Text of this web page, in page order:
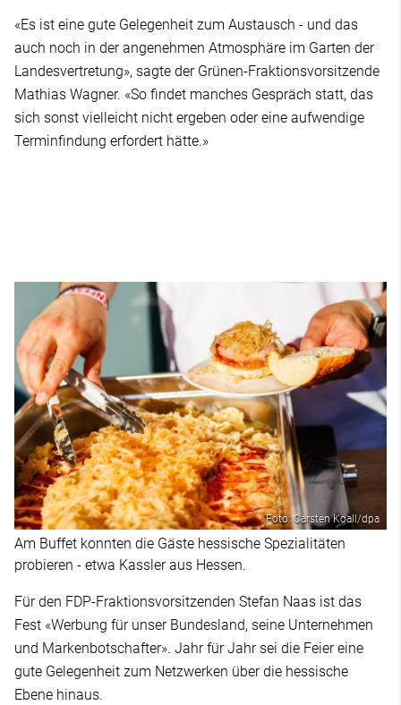
«Es ist eine gute Gelegenheit zum Austausch - und das
auch noch in der angenehmen Atmosphäre im Garten der
Landesvertretung», sagte der Grünen-Fraktionsvorsitzende
Mathias Wagner. «So findet manches Gespräch statt, das
sich sonst vielleicht nicht ergeben oder eine aufwendige
Terminfindung erfordert hätte.»
Foto: Carsten Koall/dpa
Am Buffet konnten die Gäste hessische Spezialitäten
probieren - etwa Kassler aus Hessen.
Für den FDP-Fraktionsvorsitzenden Stefan Naas ist das
Fest «Werbung für unser Bundesland, seine Unternehmen
und Markenbotschafter». Jahr für Jahr sei die Feier eine
gute Gelegenheit zum Netzwerken über die hessische
Ebene hinaus.